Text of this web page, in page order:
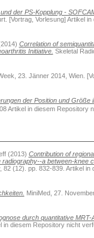
der PS-Kopplung -
[Vortrag, Vorlesung] Artikel
Correlation of
Initiative. Skeletal
23. Jänner 2014, Wien.
der Position und Größe
Artikel in diesem Repository
(2013) Contribution of
a between-knee
82 (12). pp. 832-839. Artikel in
MiniMed, 27.
durch quantitative MRT-
in diesem Repository nicht